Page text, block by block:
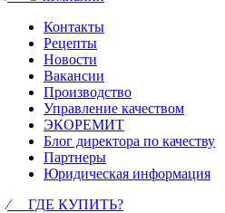
Контакты
Рецепты
Новости
Вакансии
Производство
Управление качеством
ЭКОРЕМИТ
Блог директора по качеству
Партнеры
Юридическая информация
⁄ ГДЕ КУПИТЬ?